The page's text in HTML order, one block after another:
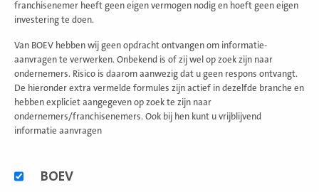
franchisenemer heeft geen eigen vermogen nodig en hoeft geen eigen
investering te doen.
Van BOEV hebben wij geen opdracht ontvangen om informatie-
aanvragen te verwerken. Onbekend is of zij wel op zoek zijn naar
ondernemers. Risico is daarom aanwezig dat u geen respons ontvangt.
De hieronder extra vermelde formules zijn actief in dezelfde branche en
hebben expliciet aangegeven op zoek te zijn naar
ondernemers/franchisenemers. Ook bij hen kunt u vrijblijvend
informatie aanvragen
formulesBOEV